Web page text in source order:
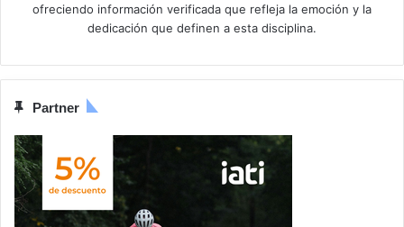
ofreciendo información verificada que refleja la emoción y la
dedicación que definen a esta disciplina.
Partner